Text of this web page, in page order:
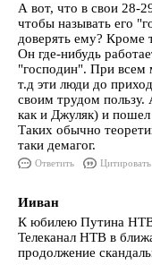
А вот, что в свои 28-
чтобы называть его
доверять ему? Кроме
Он где-нибудь
"господин". При
т.д эти люди до
своим трудом пользу.
как и Джуляк) и пошел
Таких обычно
таки демагог.
Ответить Цитировать
Ииван
К юбилею Путина
Телеканал НТВ в
продолжение